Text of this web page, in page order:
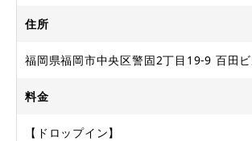
住所
福岡県福岡市中央区警固2丁目19-9 百田
料金
【ドロップイン】